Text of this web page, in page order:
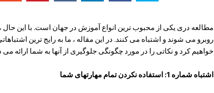
مطالعه دری یکی از محبوب ترین انواع آموزش در جهان است. با این حال
روبرو می شوند و اشتباه می کنند. در این مقاله ، ما به رایج ترین
خواهیم کرد و نکاتی را در مورد چگونگی جلوگیری از آنها به شما ارائه می
اشتباه شماره 1: استفاده نکردن تمام مهارتهای شما